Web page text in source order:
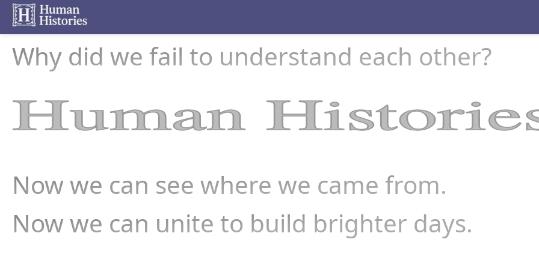
Why did we fail to understand each other?
Human
Now we can see where we came from.
Now we can unite to build brighter days.